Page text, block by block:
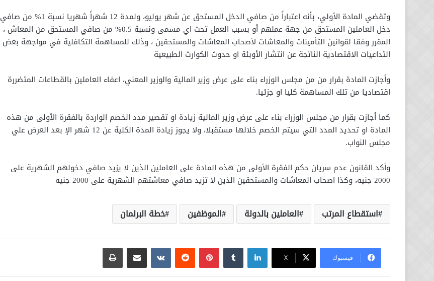
وتقضي المادة الأولي، بأنه اعتباراً من صافي الدخل المستحق عن شهر يوليو، ولمدة 12 شهراً شهريا نسبة 1% من صافي
دخل العاملين المستحق من جهة عملهم أو بسبب العمل تحت اي مسمى ونسبة 0.5% من صافي المستحق من المعاش ،
المقرر وفقا لقوانين التأمينات والمعاشات لأصحاب المعاشات والمستحقين ، وذلك للمساهمة التكافلية في مواجهة بعض
التداعيات الاقتصادية الناتجة عن انتشار الأوبئة او حدوث الكوارث الطبيعية
وأجازت المادة بقرار من من مجلس الوزراء بناء على عرض وزير المالية والوزير المعني، اعفاء العاملين بالقطاعات المتضررة
اقتصاديا من تلك المساهمة كليا او جزئيا.
كما أجازت بقرار من مجلس الوزراء بناء على عرض وزير المالية زيادة او تقصير مدد الخصم الواردة بالفقرة الأولى من هذه
المادة او تحديد المدد التي سيتم الخصم خلالها مستقبلا، ولا يجوز زيادة المدة الكلية عن 12 شهر الإ بعد العرض علي
مجلس النواب.
وأكد القانون عدم سريان حكم الفقرة الأولى من هذه المادة على العاملين الذين لا يزيد صافي دخولهم الشهرية على
2000 جنيه، وكذا اصحاب المعاشات والمستحقين الذين لا تزيد صافي معاشتهم الشهرية على 2000 جنيه
استقطاع المرتب العاملين بالدولة الموظفين خطة البرلمان
فيسبوك ‫X
لينكدإن بينتيريست مشاركة عبر البريد طباعة